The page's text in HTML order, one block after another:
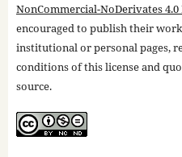
NonCommercial-NoDerivates
encouraged to publish their
institutional or personal pages,
conditions of this license and
source.